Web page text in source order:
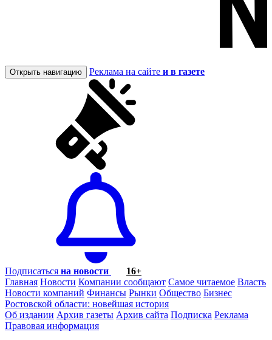
Открыть навигацию Реклама на сайте и в газете
Подписаться на новости
16+
Главная Новости Компании сообщают Самое читаемое Власть
Новости компаний Финансы Рынки Общество Бизнес
Ростовской области: новейшая история
Об издании Архив газеты Архив сайта Подписка Реклама
Правовая информация